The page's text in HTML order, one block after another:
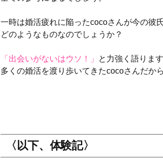
一時は婚活疲れに陥ったcocoさんが今の彼
どのようなものなのでしょうか？
「出会いがないはウソ！」
と力強く語ります
多くの婚活を渡り歩いてきたcocoさんだか
〈以下、体験記〉